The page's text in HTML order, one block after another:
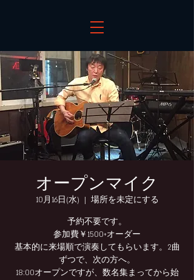
オープンマイク
10月16日(水)
  |
場所を未定にする
予約不要です。
参加費￥1500+オーダー
基本的に来場順で演奏してもらいます。2曲
ずつで、次の方へ。
18:00オープンですが、数名集まってから始